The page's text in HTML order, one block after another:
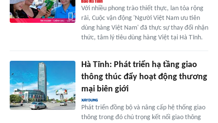
Với nhiều phong trào thiết thực, lan tỏa rộng
rãi, Cuộc vận động 'Người Việt Nam ưu tiên
dùng hàng Việt Nam' đã thực sự thay đổi nhận
thức, tâm lý tiêu dùng hàng Việt tại Hà Tĩnh.
Hà Tĩnh: Phát triển hạ tầng giao
thông thúc đẩy hoạt động thương
mại biên giới
Phát triển đồng bộ và nâng cấp hệ thống giao
thông trong đó chú trọng kết nối giao thông